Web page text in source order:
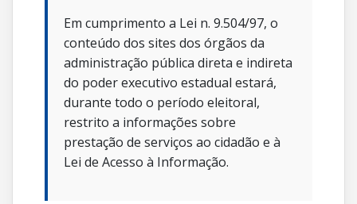
Em cumprimento a Lei n. 9.504/97, o
conteúdo dos sites dos órgãos da
administração pública direta e indireta
do poder executivo estadual estará,
durante todo o período eleitoral,
restrito a informações sobre
prestação de serviços ao cidadão e à
Lei de Acesso à Informação.